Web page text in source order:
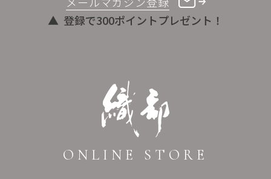
ONLINE STORE
登録で300ポイントプレゼント！